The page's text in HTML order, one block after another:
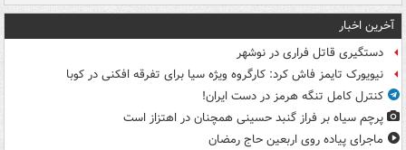
آخرین اخبار
دستگیری قاتل فراری در نوشهر
نیویورک تایمز فاش کرد: کارگروه ویژه سیا برای تفرقه افکنی در کوبا
کنترل کامل تنگه هرمز در دست ایران!
پرچم سیاه بر فراز گنبد حسینی همچنان در اهتزاز است
ماجرای پیاده روی اربعین حاج رمضان